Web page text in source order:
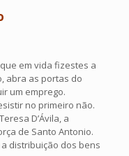
em vida fizestes a
abra as portas do
um emprego.
no primeiro não.
D’Ávila, a
de Santo Antonio.
distribuição dos bens